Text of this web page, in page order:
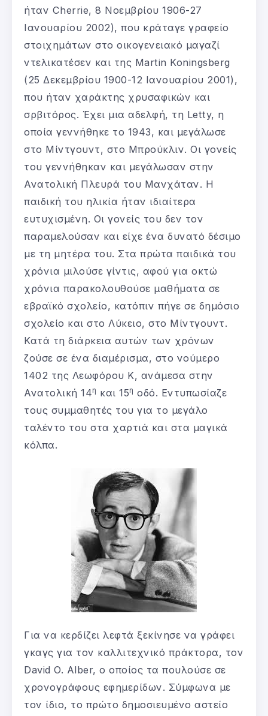
ήταν Cherrie, 8 Νοεμβρίου 1906-27
Ιανουαρίου 2002), που κράταγε γραφείο
στοιχημάτων στο οικογενειακό μαγαζί
ντελικατέσεν και της Martin Koningsberg
(25 Δεκεμβρίου 1900-12 Ιανουαρίου 2001),
που ήταν χαράκτης χρυσαφικών και
σρβιτόρος. Έχει μια αδελφή, τη Letty, η
οποία γεννήθηκε το 1943, και μεγάλωσε
στο Μίντγουντ, στο Μπρούκλιν. Οι γονείς
του γεννήθηκαν και μεγάλωσαν στην
Ανατολική Πλευρά του Μανχάταν. Η
παιδική του ηλικία ήταν ιδιαίτερα
ευτυχισμένη. Οι γονείς του δεν τον
παραμελούσαν και είχε ένα δυνατό δέσιμο
με τη μητέρα του. Στα πρώτα παιδικά του
χρόνια μιλούσε γίντις, αφού για οκτώ
χρόνια παρακολουθούσε μαθήματα σε
εβραϊκό σχολείο, κατόπιν πήγε σε δημόσιο
σχολείο και στο Λύκειο, στο Μίντγουντ.
Κατά τη διάρκεια αυτών των χρόνων
ζούσε σε ένα διαμέρισμα, στο νούμερο
1402 της Λεωφόρου Κ, ανάμεσα στην
Ανατολική 14η και 15η οδό. Εντυπωσίαζε
τους συμμαθητές του για το μεγάλο
ταλέντο του στα χαρτιά και στα μαγικά
κόλπα.
Για να κερδίζει λεφτά ξεκίνησε να γράφει
γκαγς για τον καλλιτεχνικό πράκτορα, τον
David O. Alber, ο οποίος τα πουλούσε σε
χρονογράφους εφημερίδων. Σύμφωνα με
τον ίδιο, το πρώτο δημοσιευμένο αστείο